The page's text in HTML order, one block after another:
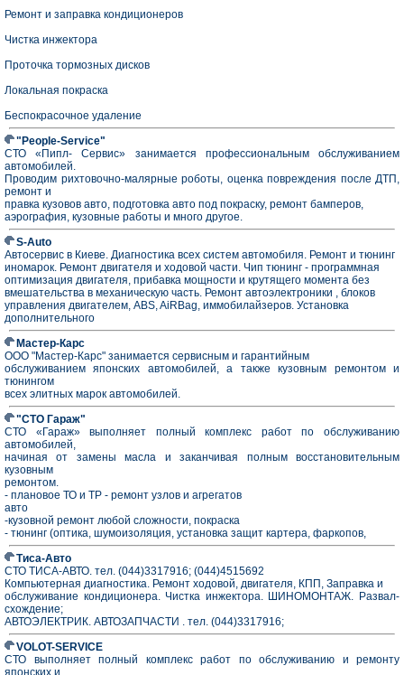
Ремонт и заправка кондиционеров
Чистка инжектора
Проточка тормозных дисков
Локальная покраска
Беспокрасочное удаление
"People-Service"
СТО «Пипл- Сервис» занимается профессиональным обслуживанием
автомобилей.
Проводим рихтовочно-малярные роботы, оценка повреждения после ДТП,
ремонт и
правка кузовов авто, подготовка авто под покраску, ремонт бамперов,
аэрография, кузовные работы и много другое.
S-Auto
Автосервис в Киеве. Диагностика всех систем автомобиля. Ремонт и тюнинг
иномарок. Ремонт двигателя и ходовой части. Чип тюнинг - программная
оптимизация двигателя, прибавка мощности и крутящего момента без
вмешательства в механическую часть. Ремонт автоэлектроники , блоков
управления двигателем, ABS, AiRBag, иммобилайзеров. Установка
дополнительного
Мастер-Карс
ООО "Мастер-Карс" занимается сервисным и гарантийным
обслуживанием японских автомобилей, а также кузовным ремонтом и
тюнингом
всех элитных марок автомобилей.
"СТО Гараж"
СТО «Гараж» выполняет полный комплекс работ по обслуживанию
автомобилей,
начиная от замены масла и заканчивая полным восстановительным
кузовным
ремонтом.
- плановое ТО и ТР - ремонт узлов и агрегатов
авто
-кузовной ремонт любой сложности, покраска
- тюнинг (оптика, шумоизоляция, установка защит картера, фаркопов,
Тиса-Авто
СТО ТИСА-АВТО. тел. (044)3317916; (044)4515692
Компьютерная диагностика. Ремонт ходовой, двигателя, КПП, Заправка и
обслуживание кондиционера. Чистка инжектора. ШИНОМОНТАЖ. Развал-
схождение;
АВТОЭЛЕКТРИК. АВТОЗАПЧАСТИ . тел. (044)3317916;
VOLOT-SERVICE
СТО выполняет полный комплекс работ по обслуживанию и ремонту
японских и